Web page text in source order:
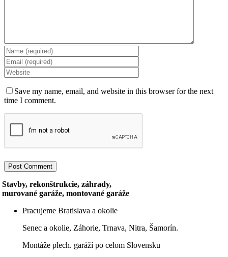
Save my name, email, and website in this browser for the next
time I comment.
Stavby, rekonštrukcie, záhrady,
murované garáže, montované garáže
Pracujeme Bratislava a okolie
Senec a okolie, Záhorie, Trnava, Nitra, Šamorín.
Montáže plech. garáží po celom Slovensku